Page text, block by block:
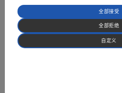
温控精度±1.3℃（优于目标±2℃）
安全与市场双赢
五重保护实现零安全事故
自定义
全部拒绝
全部接受